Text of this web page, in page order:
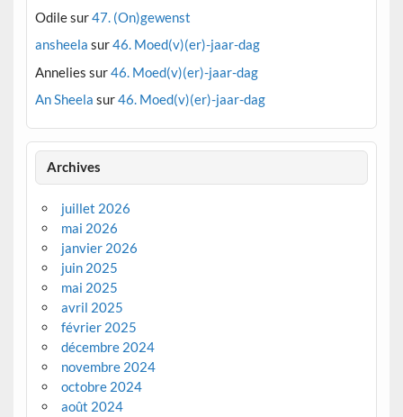
Odilesur47. (On)gewenst
ansheela sur46. Moed(v)(er)-jaar-dag
Annelies sur46. Moed(v)(er)-jaar-dag
An Sheela sur46. Moed(v)(er)-jaar-dag
Archives
juillet 2026
mai 2026
janvier 2026
juin 2025
mai 2025
avril 2025
février 2025
décembre 2024
novembre 2024
octobre 2024
août 2024